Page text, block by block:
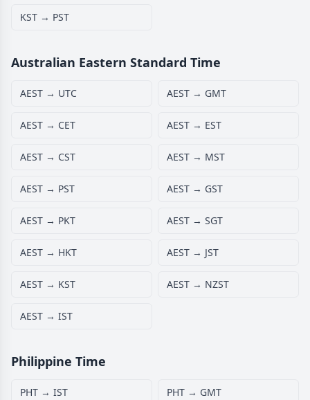
KST → PST
Australian Eastern Standard Time
AEST → UTC AEST → GMT
AEST → CET AEST → EST
AEST → CST AEST → MST
AEST → PST AEST → GST
AEST → PKT AEST → SGT
AEST → HKT AEST → JST
AEST → KST AEST → NZST
AEST → IST
Philippine Time
PHT → IST PHT → GMT